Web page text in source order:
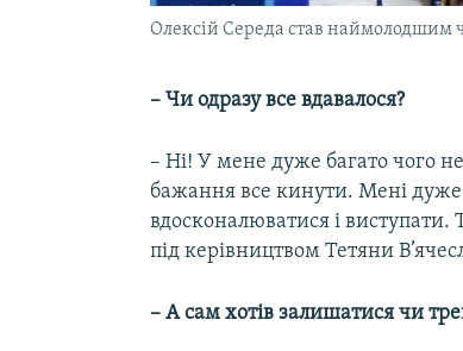
Олексій Середа став наймолодшим
– Чи одразу все вдавалося?
– Ні! У мене дуже багато чого
бажання все кинути. Мені дуже
вдосконалюватися і виступати.
під керівництвом Тетяни
– А сам хотів залишатися чи